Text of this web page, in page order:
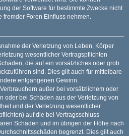
der Software für bestimmte Zwecke nicht
fremder Foren Einfluss nehmen.
der Verletzung von Leben, Körper
wesentlicher Vertragspflichten
die auf ein vorsätzliches oder grob
sind. Dies gilt auch für mittelbare
entgangenen Gewinn.
außer bei vorsätzlichem oder
oder bei Schäden aus der Verletzung von
und der Verletzung wesentlicher
auf die bei Vertragsschluss
Schäden und im übrigen der Höhe nach
begrenzt. Dies gilt auch